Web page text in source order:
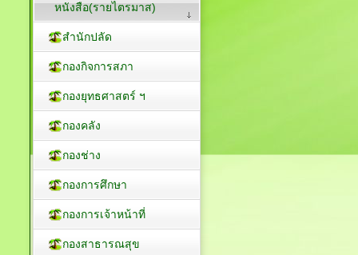
หนังสือ(รายไตรมาส)
สำนักปลัด
กองกิจการสภา
กองยุทธศาสตร์ ฯ
กองคลัง
กองช่าง
กองการศึกษา
กองการเจ้าหน้าที่
กองสาธารณสุข